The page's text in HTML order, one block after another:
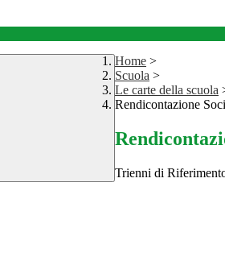
Home >
Scuola >
Le carte della scuola
Rendicontazione
Trienni di